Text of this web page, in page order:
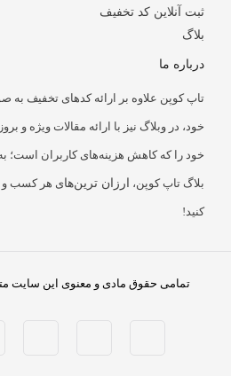
ثبت آنلاین کد تخفیف
بلاگ
درباره ما
تاپ کوپن علاوه بر ارائه کدهای تخفیف به
خود، در وبلاگ نیز با ارائه مقالات ویژه و
خود را که کاهش هزینه‌های کاربران است؛ به
بلاگ تاپ کوپن،ارزان ترین‌های هر کسب و
کنید!
تمامی حقوق مادی و معنوی این سایت